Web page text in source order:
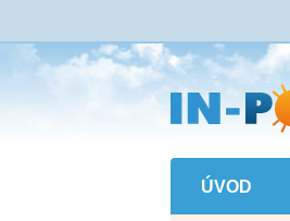
Přejít
na
hlavní
obsah
ÚVOD